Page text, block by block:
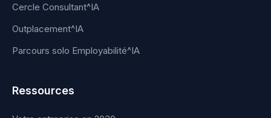
Cercle Consultant^IA
Outplacement^IA
Parcours solo Employabilité^IA
Ressources